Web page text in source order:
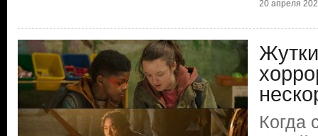
20 апреля
Когда